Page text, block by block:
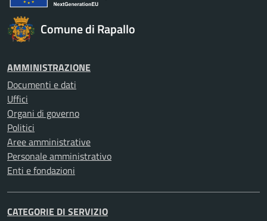
Comune di Rapallo
AMMINISTRAZIONE
Documenti e dati
Uffici
Organi di governo
Politici
Aree amministrative
Personale amministrativo
Enti e fondazioni
CATEGORIE DI SERVIZIO